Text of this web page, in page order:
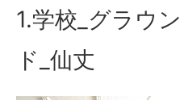
1.学校_グラウン
ド_仙丈